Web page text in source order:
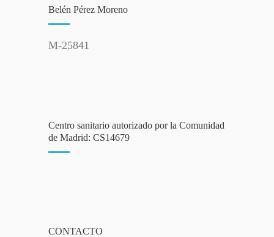
Belén Pérez Moreno
M-25841
Centro sanitario autorizado por la Comunidad
de Madrid: CS14679
CONTACTO